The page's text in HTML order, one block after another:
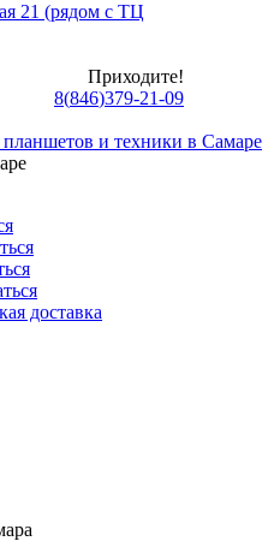
21 (рядом с ТЦ
Приходите!
8(846)379-21-09
и техники в Самаре
доставка